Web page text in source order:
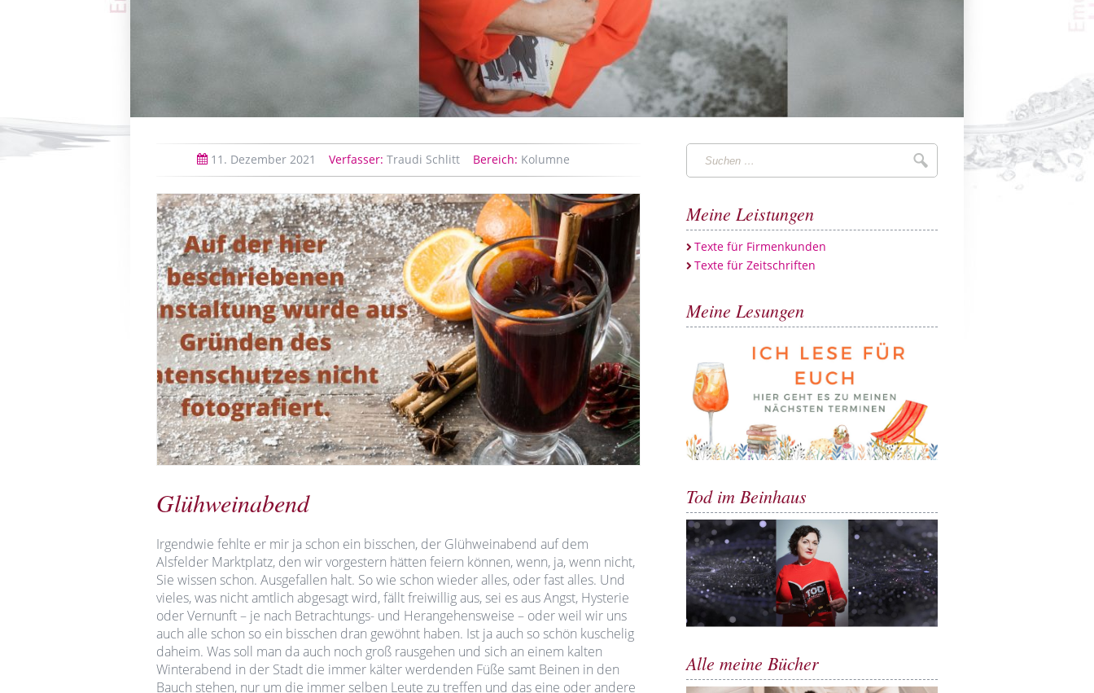
11. Dezember 2021 Verfasser: Traudi Schlitt Bereich: Kolumne
Glühweinabend
Irgendwie fehlte er mir ja schon ein bisschen, der Glühweinabend auf dem
Alsfelder Marktplatz, den wir vorgestern hätten feiern können, wenn, ja, wenn nicht,
Sie wissen schon. Ausgefallen halt. So wie schon wieder alles, oder fast alles. Und
vieles, was nicht amtlich abgesagt wird, fällt freiwillig aus, sei es aus Angst, Hysterie
oder Vernunft – je nach Betrachtungs- und Herangehensweise – oder weil wir uns
auch alle schon so ein bisschen dran gewöhnt haben. Ist ja auch so schön kuschelig
daheim. Was soll man da auch noch groß rausgehen und sich an einem kalten
Winterabend in der Stadt die immer kälter werdenden Füße samt Beinen in den
Bauch stehen, nur um die immer selben Leute zu treffen und das eine oder andere
Suchen
…
Suchen
Meine Leistungen
Texte für Firmenkunden
Texte für Zeitschriften
Meine Lesungen
Tod im Beinhaus
Alle meine Bücher